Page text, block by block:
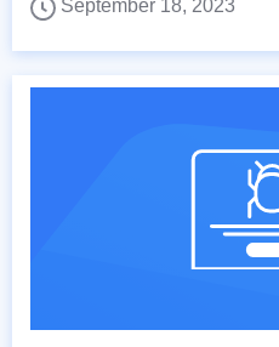
September 18, 2023